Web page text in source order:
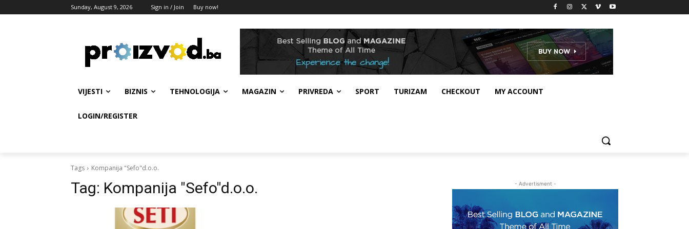
Sunday, August 9, 2026 Sign in / Join Buy now!
VIJESTI BIZNIS TEHNOLOGIJA MAGAZIN PRIVREDA SPORT TURIZAM CHECKOUT MY ACCOUNT
LOGIN/REGISTER
Tags Kompanija "Sefo"d.o.o.
Tag: Kompanija "Sefo"d.o.o. - Advertisment -